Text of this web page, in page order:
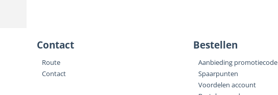
Contact
Route
Contact
Bestellen
Aanbieding promotiecode
Spaarpunten
Voordelen account